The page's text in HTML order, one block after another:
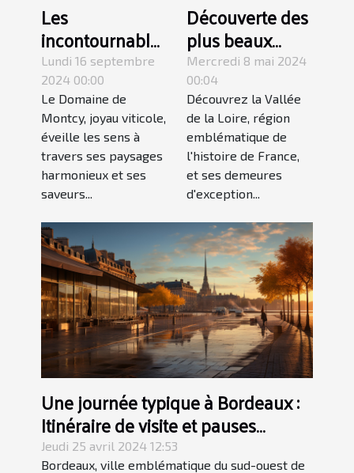
Les
incontournables
du Domaine de
Montcy : une
expérience
oenotouristique
unique
Lundi 16 septembre
2024 00:00
Le Domaine de
Montcy, joyau viticole,
éveille les sens à
travers ses paysages
harmonieux et ses
saveurs...
Découverte des
plus beaux
châteaux de la
vallée de la
Loire
Mercredi 8 mai 2024
00:04
Découvrez la Vallée
de la Loire, région
emblématique de
l'histoire de France,
et ses demeures
d'exception...
Une journée typique à Bordeaux :
Itinéraire de visite et pauses
gourmandes
Jeudi 25 avril 2024 12:53
Bordeaux, ville emblématique du sud-ouest de